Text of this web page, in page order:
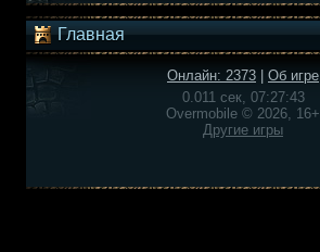
Главная
Онлайн: 2373
Об игре
0.011 сек, 07:27:43
Overmobile © 2026, 16+
Другие игры